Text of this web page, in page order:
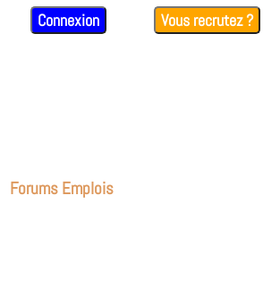
Connexion Vous recrutez ?
Forums Emplois